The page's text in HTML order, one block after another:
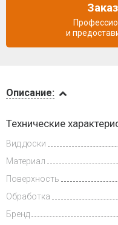
и оплата
Описание:
Технические
Вид доски
Материал
Поверхность
Обработка
Бренд
и